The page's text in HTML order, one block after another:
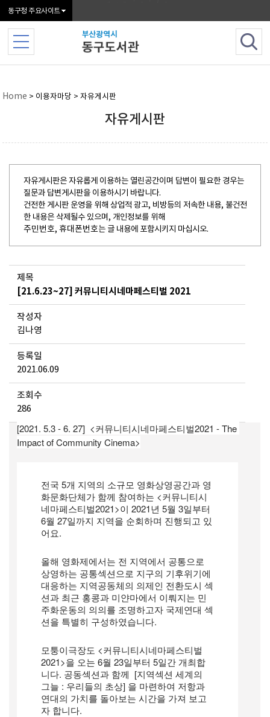
동구청 주요사이트
Home > 이용자마당 > 자유게시판
자유게시판
자유게시판은 자유롭게 이용하는 열린공간이며 답변이 필요한 경우는
질문과 답변게시판을 이용하시기 바랍니다.
건전한 게시판 운영을 위해 상업적 광고, 비방등의 저속한 내용, 불건전
한 내용은 삭제될수 있으며, 개인정보를 위해
주민번호, 휴대폰번호는 글 내용에 포함시키지 마십시오.
제목
[21.6.23~27] 커뮤니티시네마페스티벌 2021
작성자
김나영
등록일
2021.06.09
조회수
286
[2021. 5.3 - 6. 27]  <커뮤니티시네마페스티벌2021 - The
Impact of Community Cinema>
전국 5개 지역의 소규모 영화상영공간과 영
화문화단체가 함께 참여하는 <커뮤니티시
네마페스티벌2021>이 2021년 5월 3일부터
6월 27일까지 지역을 순회하며 진행되고 있
어요.
올해 영화제에서는 전 지역에서 공통으로
상영하는 공통섹션으로 지구의 기후위기에
대응하는 지역공동체의 의제인 전환도시 섹
션과 최근 홍콩과 미얀마에서 이뤄지는 민
주화운동의 의의를 조명하고자 국제연대 섹
션을 특별히 구성하였습니다.
모퉁이극장도 <커뮤니티시네마페스티벌
2021>을 오는 6월 23일부터 5일간 개최합
니다. 공동섹션과 함께  [지역섹션 세계의
그늘 : 우리들의 초상] 을 마련하여 저항과
연대의 가치를 돌아보는 시간을 가져 보고
자 합니다.